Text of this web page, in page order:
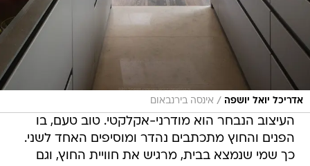
אדריכל יואל יושפה / אינסה בירנבאום
העיצוב הנבחר הוא מודרני-אקלקטי. טוב טעם, בו
הפנים והחוץ מתכתבים נהדר ומוסיפים האחד לשני.
כך שמי שנמצא בבית, מרגיש את חוויית החוץ, וגם